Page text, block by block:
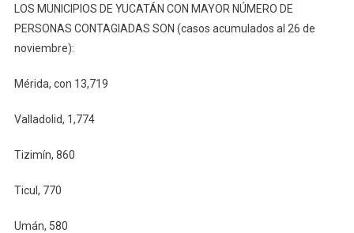
LOS MUNICIPIOS DE YUCATÁN CON MAYOR NÚMERO DE
PERSONAS CONTAGIADAS SON (casos acumulados al 26 de
noviembre):
Mérida, con 13,719
Valladolid, 1,774
Tizimín, 860
Ticul, 770
Umán, 580